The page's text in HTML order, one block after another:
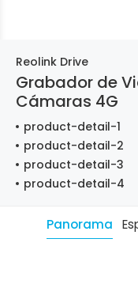
Reolink Drive
Grabador de
Cámaras 4G
product-detail-1
product-detail-2
product-detail-3
product-detail-4
Panorama